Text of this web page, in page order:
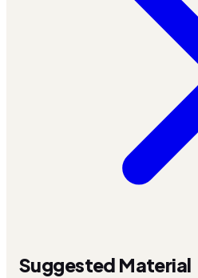
Suggested Material